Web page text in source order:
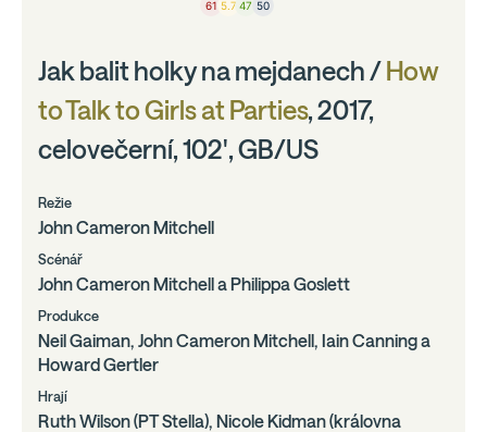
61 5.7 47 50
Jak balit holky na mejdanech / How
to Talk to Girls at Parties, 2017,
celovečerní, 102', GB/US
Režie
John Cameron Mitchell
Scénář
John Cameron Mitchell a Philippa Goslett
Produkce
Neil Gaiman, John Cameron Mitchell, Iain Canning a
Howard Gertler
Hrají
Ruth Wilson (PT Stella), Nicole Kidman (královna